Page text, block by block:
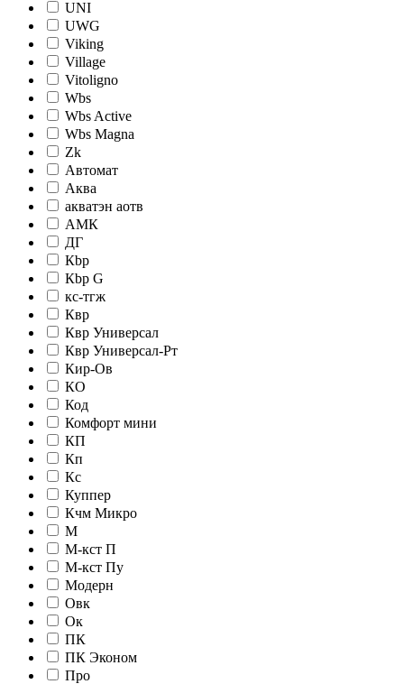
UNI
UWG
Viking
Village
Vitoligno
Wbs
Wbs Active
Wbs Magna
Zk
Автомат
Аква
акватэн аотв
АМК
ДГ
Кbр
Кbр G
кc-тгж
Квр
Квр Универсал
Квр Универсал-Рт
Кир-Ов
КО
Код
Комфорт мини
КП
Кп
Кс
Куппер
Кчм Микро
М
М-кст П
М-кст Пу
Модерн
Овк
Ок
ПК
ПК Эконом
Про